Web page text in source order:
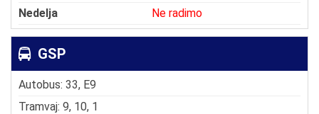
Nedelja
Ne radimo
GSP
Autobus: 33, E9
Tramvaj: 9, 10, 1